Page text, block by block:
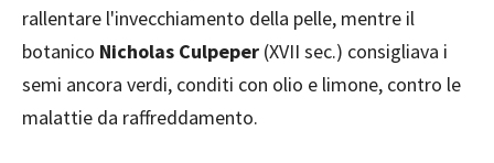
rallentare l'invecchiamento della pelle, mentre il
botanico Nicholas Culpeper (XVII sec.) consigliava i
semi ancora verdi, conditi con olio e limone, contro le
malattie da raffreddamento.